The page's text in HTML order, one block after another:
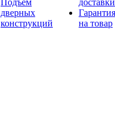
Подъем
дверных
конструкций
доставки
Гарантия
на товар